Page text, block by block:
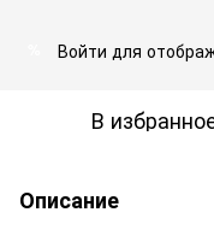
Войти для
В
Описание